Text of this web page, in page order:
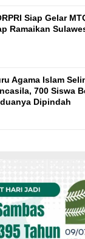
Siap Gelar
Ramaikan
Agama Islam
700 Siswa
Dipindah